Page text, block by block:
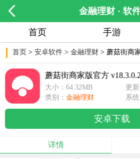
金融理财 · 软
首页 手游
首页 > 安卓软件 > 金融理财 > 蘑菇街商
蘑菇街商家版官方
大小：64.32MB
更
类别： 金融理财 系
安卓下载
详情